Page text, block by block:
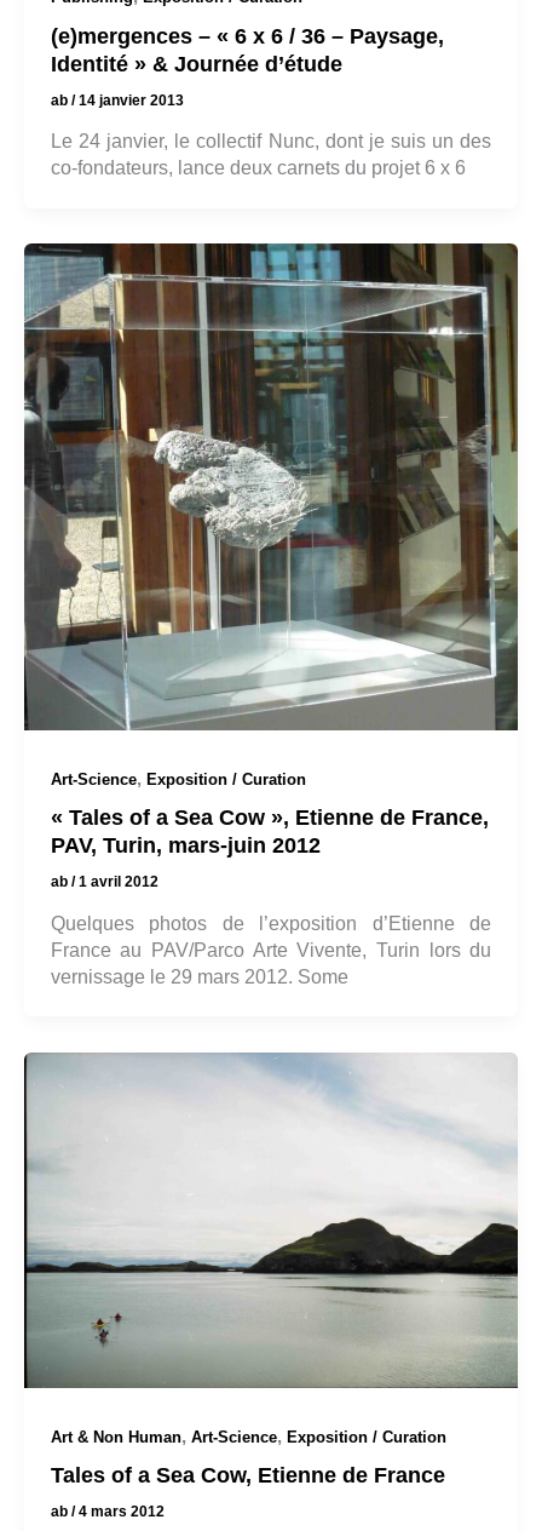
(e)mergences – « 6 x 6 / 36 – Paysage,
Identité » & Journée d’étude
ab /14 janvier 2013
Le 24 janvier, le collectif Nunc, dont je suis un des
co-fondateurs, lance deux carnets du projet 6 x 6
Art-Science, Exposition / Curation
« Tales of a Sea Cow », Etienne de France,
PAV, Turin, mars-juin 2012
ab /1 avril 2012
Quelques photos de l’exposition d’Etienne de
France au PAV/Parco Arte Vivente, Turin lors du
vernissage le 29 mars 2012. Some
Art & Non Human, Art-Science, Exposition / Curation
Tales of a Sea Cow, Etienne de France
ab /4 mars 2012